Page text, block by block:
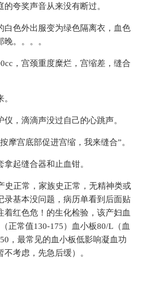
夸奖声音从来没有断过。
白色外出服变为绿色隔离衣，血色
。。。。
，宫颈重度糜烂，宫缩差，缝合
仪，滴滴声没过自己的心跳声。
摩宫底部促进宫缩，我来缝合”。
起缝合器和止血钳。
史正常，家族史正常，无精神类或
录基本没问题，病历单看到后面贴
着红色危！的生化检验，该产妇血
正常值130-175）血小板80/L（血
，最常见的血小板低影响凝血功
考虑，先急后缓）。